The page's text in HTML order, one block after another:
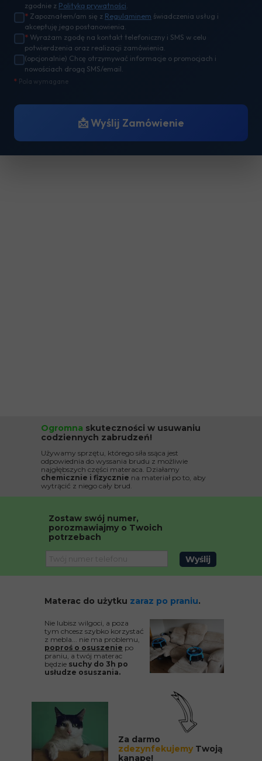
Ogromna skuteczności w usuwaniu
codziennych zabrudzeń!
Używamy sprzętu, którego siła ssąca jest
odpowiednia do wyssania brudu z możliwie
najgłębszych części materaca. Działamy
chemicznie i fizycznie na materiał po to, aby
wytrącić z niego cały brud.
Za darmo
zdezynfekujemyTwoją
kanapę!
Materac do użytku zaraz po praniu.
Nie lubisz wilgoci, a poza
tym chcesz szybko korzystać
z mebla... nie ma problemu,
poproś o osuszenie po
praniu, a twój materac
będzie suchy do 3h po
usłudze osuszania.
Wyślij
Zostaw swój numer,
porozmawiajmy o Twoich
potrzebach